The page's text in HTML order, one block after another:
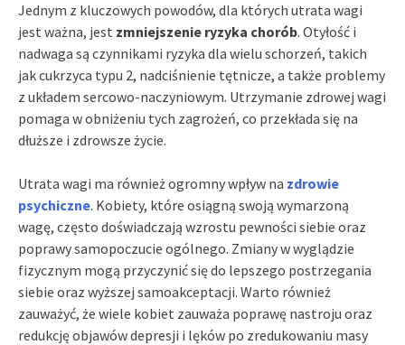
Jednym z kluczowych powodów, dla których utrata wagi
jest ważna, jest zmniejszenie ryzyka chorób. Otyłość i
nadwaga są czynnikami ryzyka dla wielu schorzeń, takich
jak cukrzyca typu 2, nadciśnienie tętnicze, a także problemy
z układem sercowo-naczyniowym. Utrzymanie zdrowej wagi
pomaga w obniżeniu tych zagrożeń, co przekłada się na
dłuższe i zdrowsze życie.
Utrata wagi ma również ogromny wpływ na zdrowie
psychiczne. Kobiety, które osiągną swoją wymarzoną
wagę, często doświadczają wzrostu pewności siebie oraz
poprawy samopoczucie ogólnego. Zmiany w wyglądzie
fizycznym mogą przyczynić się do lepszego postrzegania
siebie oraz wyższej samoakceptacji. Warto również
zauważyć, że wiele kobiet zauważa poprawę nastroju oraz
redukcję objawów depresji i lęków po zredukowaniu masy